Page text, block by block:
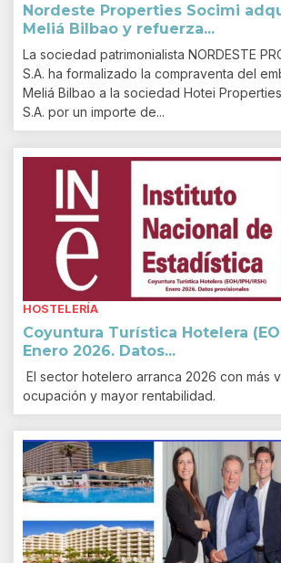
Nordeste Properties Socimi
Meliá Bilbao y refuerza...
La sociedad patrimonialista NORDESTE
S.A. ha formalizado la compraventa del
Meliá Bilbao a la sociedad Hotei
S.A. por un importe de...
HOSTELERÍA
Coyuntura Turística Hotelera
Enero 2026. Datos...
El sector hotelero arranca 2026 con más
ocupación y mayor rentabilidad.